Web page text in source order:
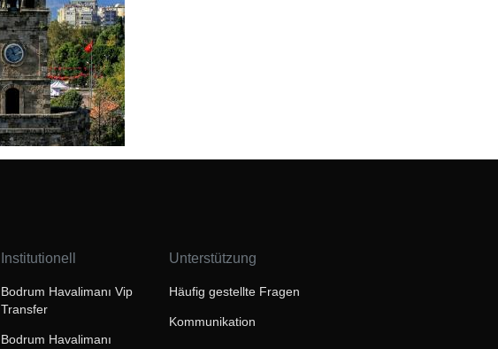
Institutionell
Bodrum Havalimanı Vip
Transfer
Bodrum Havalimanı
Unterstützung
Häufig gestellte Fragen
Kommunikation